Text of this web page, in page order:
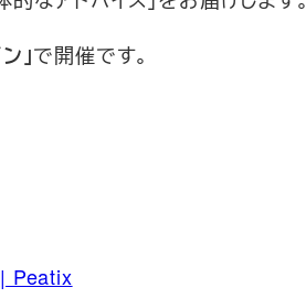
」で開催です。
Peatix